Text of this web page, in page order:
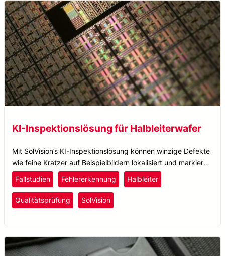
KI-Inspektionslösung für Halbleiterwafer
Mit SolVision’s KI-Inspektionslösung können winzige Defekte
wie feine Kratzer auf Beispielbildern lokalisiert und markiert
werden, um das KI-Modell zu trainieren.
Fallstudien Fehlererkennung Halbleiter
Qualitätsprüfung SolVision